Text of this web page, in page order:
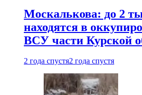
Москалькова: до 2
находятся в
ВСУ части Курской
2 года спустя2 года спустя